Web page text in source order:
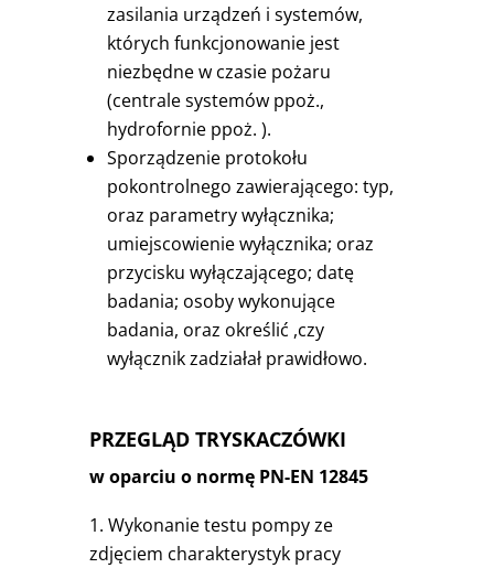
zasilania urządzeń i systemów,
których funkcjonowanie jest
niezbędne w czasie pożaru
(centrale systemów ppoż.,
hydrofornie ppoż. ).
Sporządzenie protokołu
pokontrolnego zawierającego: typ,
oraz parametry wyłącznika;
umiejscowienie wyłącznika; oraz
przycisku wyłączającego; datę
badania; osoby wykonujące
badania, oraz określić ,czy
wyłącznik zadziałał prawidłowo.
PRZEGLĄD TRYSKACZÓWKI
w oparciu o normę PN-EN 12845
Wykonanie testu pompy ze
zdjęciem charakterystyk pracy